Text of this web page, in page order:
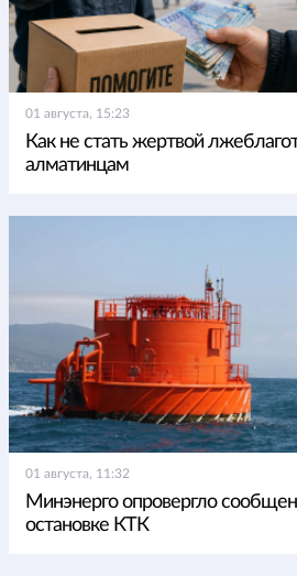
01 августа, 15:23
Как не стать жертвой
алматинцам
01 августа, 11:32
Минэнерго опровергло
остановке КТК